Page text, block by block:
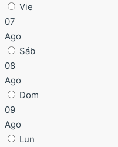
Vie
07
Ago
Sáb
08
Ago
Dom
09
Ago
Lun